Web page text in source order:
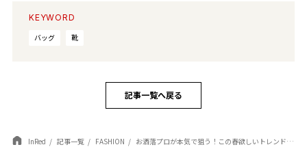
KEYWORD
バッグ
靴
記事一覧へ戻る
InRed 記事一覧 FASHION お洒落プロが本気で狙う！この春欲しいトレンドバッグ３選